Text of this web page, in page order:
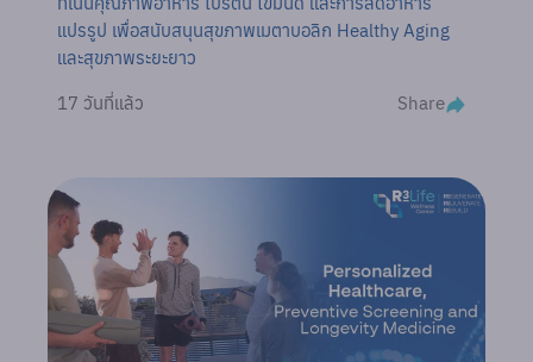
แปรรูป เพื่อสนับสนุนสุขภาพเมตาบอลิก Healthy Aging
และสุขภาพระยะยาว
17 วันที่แล้ว Share